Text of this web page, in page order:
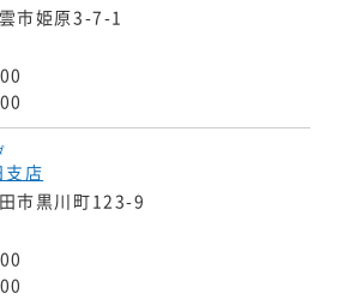
市姫原3-7-1
支店
市黒川町123-9